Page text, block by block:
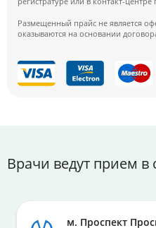
Размещенный прайс не является
оказываются на основании
Врачи ведут прием
м. Проспект